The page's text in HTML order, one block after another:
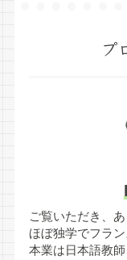
プ
ご覧いただき、
ほぼ独学でフラン
本業は日本語教